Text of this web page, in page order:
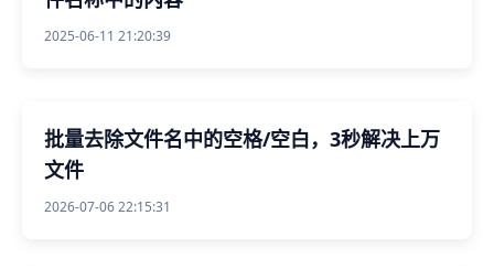
2025-06-11 21:20:39
批量去除文件名中的空格/空白，3秒解决上万
文件
2026-07-06 22:15:31